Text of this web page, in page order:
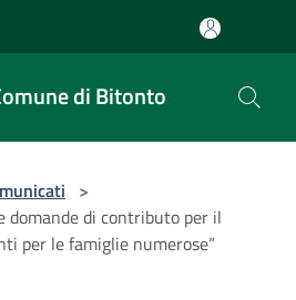
di Bitonto
>
di contributo per il
per le famiglie numerose”